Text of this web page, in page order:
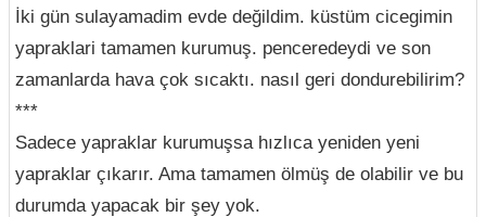
İki gün sulayamadim evde değildim. küstüm cicegimin
yapraklari tamamen kurumuş. penceredeydi ve son
zamanlarda hava çok sıcaktı. nasıl geri dondurebilirim?
***
Sadece yapraklar kurumuşsa hızlıca yeniden yeni
yapraklar çıkarır. Ama tamamen ölmüş de olabilir ve bu
durumda yapacak bir şey yok.